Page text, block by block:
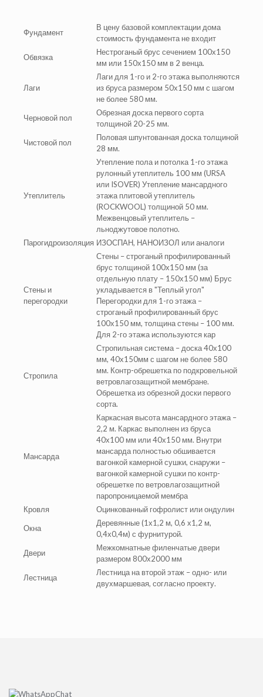
Фундамент
В цену базовой комплектации дома
стоимость фундамента не входит
Обвязка
Нестроганый брус сечением 100х150
мм или 150х150 мм в 2 венца.
Лаги
Лаги для 1-го и 2-го этажа выполняются
из бруса размером 50х150 мм с шагом
не более 580 мм.
Черновой пол
Обрезная доска первого сорта
толщиной 20-25 мм.
Чистовой пол
Половая шпунтованная доска толщиной
28 мм.
Утеплитель
Утепление пола и потолка 1-го этажа
рулонный утеплитель 100 мм (URSA
или ISOVER) Утепление мансардного
этажа плитовой утеплитель
(ROCKWOOL) толщиной 50 мм.
Межвенцовый утеплитель –
льноджутовое полотно.
Парогидроизоляция ИЗОСПАН, НАНОИЗОЛ или аналоги
Стены и
перегородки
Стены – строганый профилированный
брус толщиной 100х150 мм (за
отдельную плату – 150х150 мм) Брус
укладывается в "Теплый угол"
Перегородки для 1-го этажа –
строганый профилированный брус
100х150 мм, толщина стены – 100 мм.
Для 2-го этажа используются кар
Стропила
Стропильная система – доска 40х100
мм, 40х150мм с шагом не более 580
мм. Контр-обрешетка по подкровельной
ветровлагозащитной мембране.
Обрешетка из обрезной доски первого
сорта.
Мансарда
Каркасная высота мансардного этажа –
2,2 м. Каркас выполнен из бруса
40х100 мм или 40х150 мм. Внутри
мансарда полностью обшивается
вагонкой камерной сушки, снаружи –
вагонкой камерной сушки по контр-
обрешетке по ветровлагозащитной
паропроницаемой мембра
Кровля
Оцинкованный гофролист или ондулин
Окна
Деревянные (1х1,2 м, 0,6 х1,2 м,
0,4х0,4м) с фурнитурой.
Двери
Межкомнатные филенчатые двери
размером 800х2000 мм
Лестница
Лестница на второй этаж – одно- или
двухмаршевая, согласно проекту.